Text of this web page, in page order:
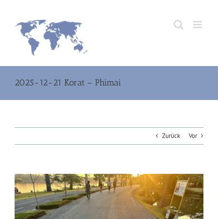
springen
2025-12-21 Korat – Phimai
Zurück Vor
Zeige
grösseres
Bild